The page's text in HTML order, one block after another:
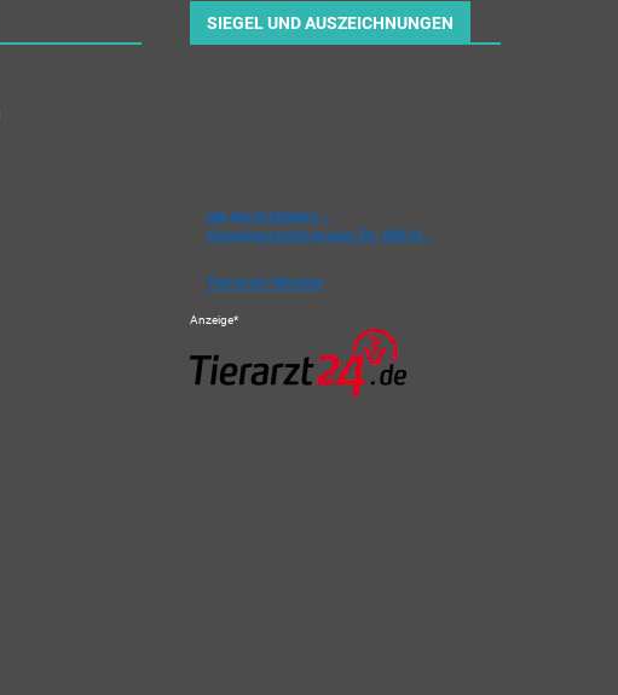
SIEGEL UND AUSZEICHNUNGEN
die tierärztinnen –
Gemeinschaftspraxis Dr. Will-H…
Tierärzte Wetzlar
Anzeige*